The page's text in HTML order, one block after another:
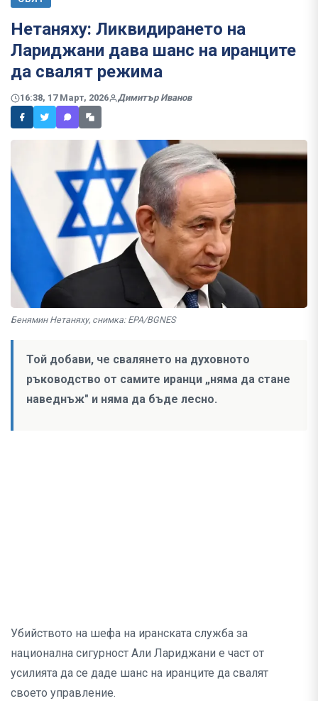
Нетаняху: Ликвидирането на
Лариджани дава шанс на иранците
да свалят режима
16:38, 17 Март, 2026 Димитър Иванов
Бенямин Нетаняху, снимка: EPA/BGNES
Той добави, че свалянето на духовното
ръководство от самите иранци „няма да стане
наведнъж" и няма да бъде лесно.
Убийството на шефа на иранската служба за
национална сигурност Али Лариджани е част от
усилията да се даде шанс на иранците да свалят
своето управление.